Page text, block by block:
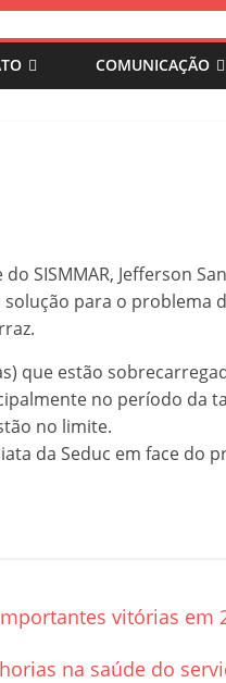
COMUNICAÇÃO
SISMMAR, Jefferson
para o problema
que estão
no período da
no limite.
da Seduc em face do
vitórias em
na saúde do